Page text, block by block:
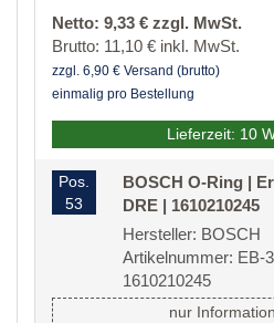
Netto: 9,33 € zzgl. MwSt.
Brutto: 11,10 € inkl. MwSt.
zzgl. 6,90 € Versand (brutto)
einmalig pro Bestellung
Lieferzeit: 10
Pos.
53
BOSCH O-Ring |
DRE | 1610210245
Hersteller: BOSCH
Artikelnummer: EB-
1610210245
nur